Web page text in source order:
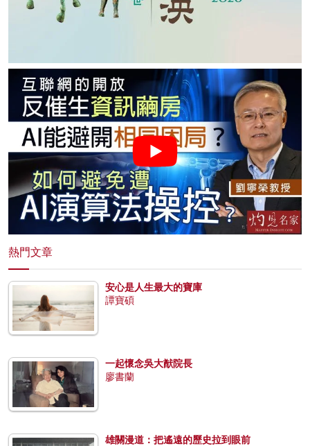
熱門文章
安心是人生最大的寶庫
譚寶碩
一起懷念吳大猷院長
廖書蘭
雄關漫道：把遙遠的歷史拉到眼前